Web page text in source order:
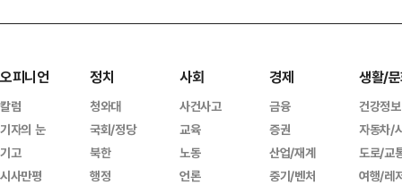
오피니언
칼럼
기자의 눈
기고
시사만평
정치
청와대
국회/정당
북한
행정
사회
사건사고
교육
노동
언론
경제
금융
증권
산업/재계
중기/벤처
생활/
건강정보
자동차/
도로/교
여행/레